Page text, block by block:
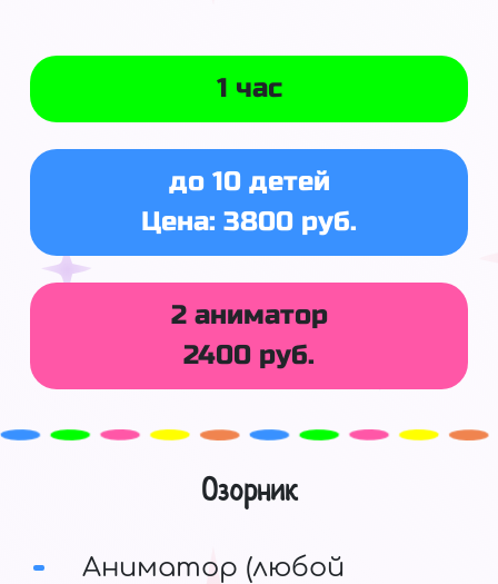
1 час
до 10 детей
Цена: 3800 руб.
2 аниматор
2400 руб.
Озорник
Аниматор (любой